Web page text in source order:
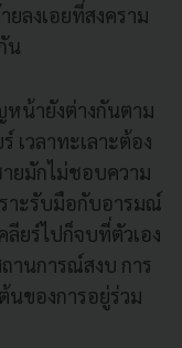
ยลงเอยที่สงคราม
น
หน้ายังต่างกันตาม
เวลาทะเลาะต้อง
ยมักไม่ชอบความ
าะรับมือกับอารมณ์
ลียร์ไปก็จบที่ตัวเอง
านการณ์สงบ การ
นของการอยู่ร่วม